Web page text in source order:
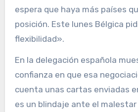
espera que haya más países
posición. Este lunes Bélgica
flexibilidad».
En la delegación española
confianza en que esa
cuenta unas cartas enviadas
es un blindaje ante el